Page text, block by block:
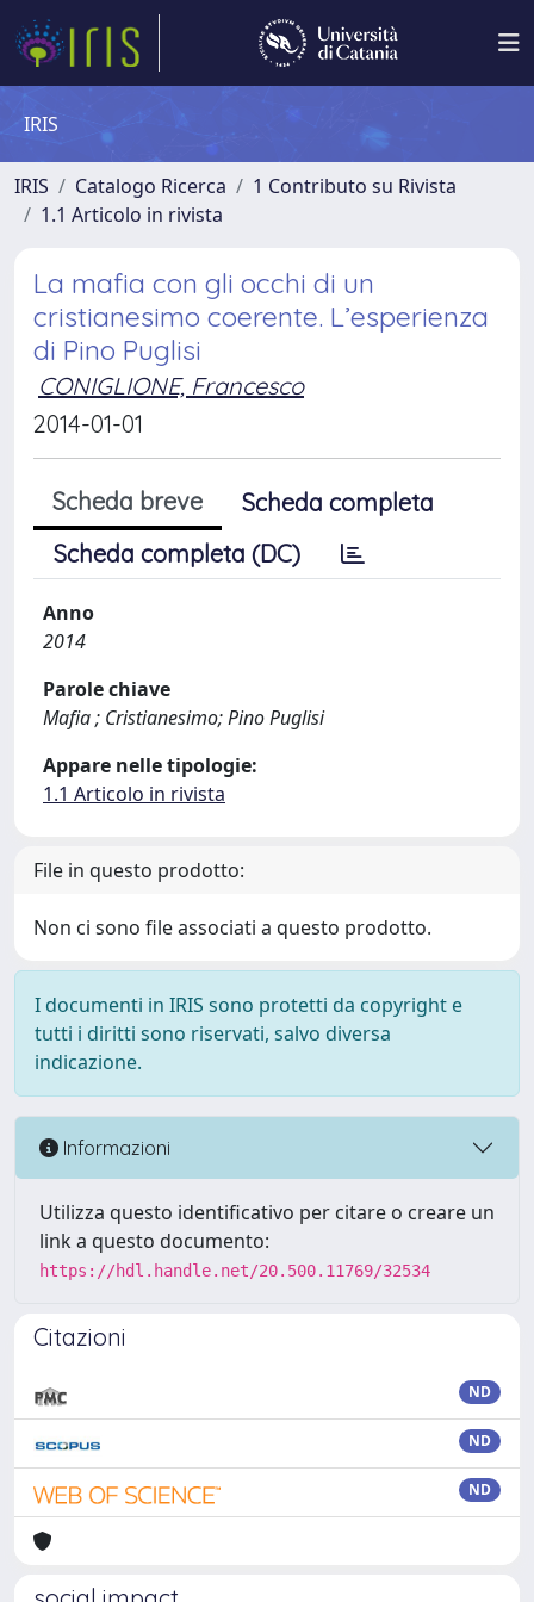
IRIS
IRIS Catalogo Ricerca
1 Contributo su Rivista
1.1 Articolo in rivista
La mafia con gli occhi di un
cristianesimo coerente. L’esperienza
di Pino Puglisi
CONIGLIONE, Francesco
2014-01-01
Scheda breve
Scheda completa
Scheda completa (DC)
Anno
2014
Parole chiave
Mafia ; Cristianesimo; Pino Puglisi
Appare nelle tipologie:
1.1 Articolo in rivista
File in questo prodotto:
Non ci sono file associati a questo prodotto.
I documenti in IRIS sono protetti da copyright e
tutti i diritti sono riservati, salvo diversa
indicazione.
Informazioni
Utilizza questo identificativo per citare o creare un
link a questo documento:
https://hdl.handle.net/20.500.11769/32534
Citazioni
ND
ND
ND